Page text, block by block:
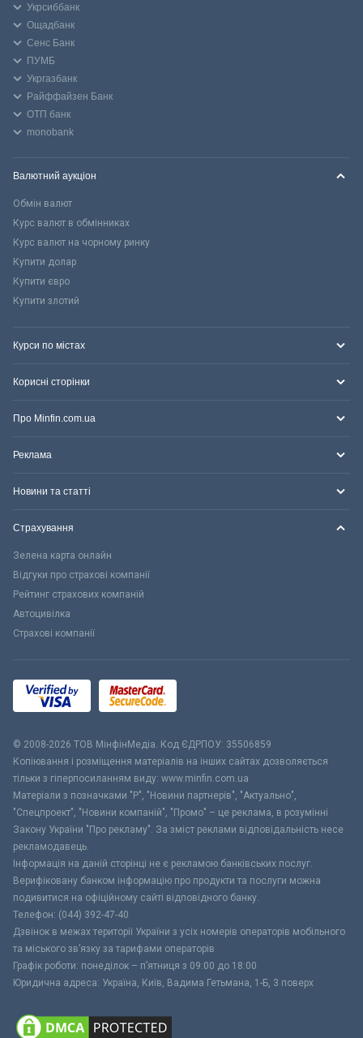
Укрсиббанк
Ощадбанк
Сенс Банк
ПУМБ
Укргазбанк
Райффайзен Банк
ОТП банк
monobank
Валютний аукціон
Обмін валют
Курс валют в обмінниках
Курс валют на чорному ринку
Купити долар
Купити євро
Купити злотий
Курси по містах
Корисні сторінки
Про Minfin.com.ua
Реклама
Новини та статті
Страхування
Зелена карта онлайн
Відгуки про страхові компанії
Рейтинг страхових компаній
Автоцивілка
Страхові компанії
© 2008-2026 ТОВ МiнфiнМедiа. Код ЄДРПОУ: 35506859
Копіювання і розміщення матеріалів на інших сайтах дозволяється
тільки з гіперпосиланням виду: www.minfin.com.ua
Матеріали з позначками "Р", "Новини партнерів", "Актуально",
"Спецпроект", "Новини компаній", "Промо" – це реклама, в розумінні
Закону України "Про рекламу". За зміст реклами відповідальність несе
рекламодавець.
Інформація на даній сторінці не є рекламою банківських послуг.
Верифіковану банком інформацію про продукти та послуги можна
подивитися на офіційному сайті відповідного банку.
Телефон: (044) 392-47-40
Дзвінок в межах території України з усіх номерів операторів мобільного
та міського зв’язку за тарифами операторів
Графік роботи: понеділок – п’ятниця з 09:00 до 18:00
Юридична адреса: Україна, Київ, Вадима Гетьмана, 1-Б, 3 поверх